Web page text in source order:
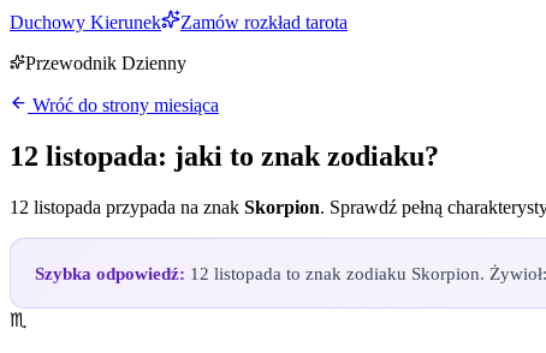
Duchowy Kierunek
Zamów rozkład tarota
Przewodnik Dzienny
Wróć do strony miesiąca
12 listopada: jaki to znak zodiaku?
12 listopada przypada na znak Skorpion. Sprawdź pełną
Szybka odpowiedź: 12 listopada to znak zodiaku Skorpion.
♏